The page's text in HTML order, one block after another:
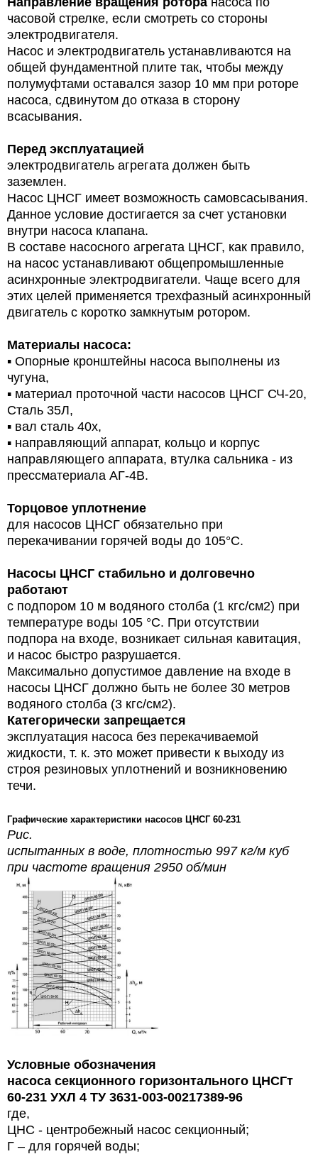
часовой стрелке, если смотреть со стороны
электродвигателя.
Насос и электродвигатель устанавливаются на
общей фундаментной плите так, чтобы между
полумуфтами оставался зазор 10 мм при роторе
насоса, сдвинутом до отказа в сторону
всасывания.
Перед эксплуатацией
электродвигатель агрегата должен быть
заземлен.
Насос ЦНСГ имеет возможность самовсасывания.
Данное условие достигается за счет установки
внутри насоса клапана.
В составе насосного агрегата ЦНСГ, как правило,
на насос устанавливают общепромышленные
асинхронные электродвигатели. Чаще всего для
этих целей применяется трехфазный асинхронный
двигатель с коротко замкнутым ротором.
Материалы насоса:
▪ Опорные кронштейны насоса выполнены из
чугуна,
▪ материал проточной части насосов ЦНСГ СЧ-20,
Сталь 35Л,
▪ вал сталь 40х,
▪ направляющий аппарат, кольцо и корпус
направляющего аппарата, втулка сальника - из
прессматериала АГ-4В.
Торцовое уплотнение
для насосов ЦНСГ обязательно при
перекачивании горячей воды до 105°С.
Насосы ЦНСГ стабильно и долговечно
работают
с подпором 10 м водяного столба (1 кгс/см2) при
температуре воды 105 °C. При отсутствии
подпора на входе, возникает сильная кавитация,
и насос быстро разрушается.
Максимально допустимое давление на входе в
насосы ЦНСГ должно быть не более 30 метров
водяного столба (3 кгс/см2).
Категорически запрещается
эксплуатация насоса без перекачиваемой
жидкости, т. к. это может привести к выходу из
строя резиновых уплотнений и возникновению
течи.
Графические характеристики насосов ЦНСГ 60-231
Рис.
испытанных в воде, плотностью 997 кг/м куб
при частоте вращения 2950 об/мин
Условные обозначения
насоса секционного горизонтального ЦНСГт
60-231 УХЛ 4 ТУ 3631-003-00217389-96
где,
ЦНС - центробежный насос секционный;
Г – для горячей воды;